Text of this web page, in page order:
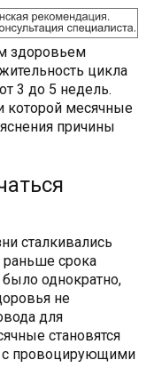
здоровьем
цикла
3 до 5 недель.
которой месячные
причины
сталкивались
раньше срока
однократно,
не
для
становятся
с провоцирующими